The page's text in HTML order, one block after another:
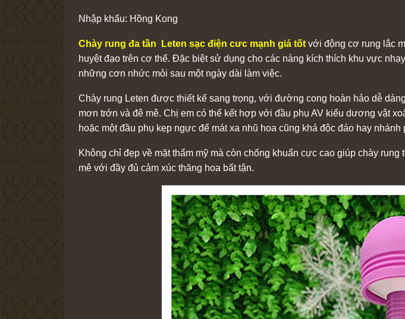
Nhập khẩu: Hồng Kong
Chày rung đa tần Leten sạc điện cưc mạnh giá tốt với động cơ rung lắc
huyệt đạo trên cơ thể. Đặc biệt sử dụng cho các nàng kích thích khu vực
những cơn nhức mỏi sau một ngày dài làm việc.
Chày rung Leten được thiết kế sang trọng, với đường cong hoàn hảo dễ
mơn trớn và đê mê. Chị em có thể kết hợp với đầu phụ AV kiểu dương vật
hoặc một đầu phụ kẹp ngực để mát xa nhũ hoa cũng khá độc đáo hay nhánh
Không chỉ đẹp về mặt thẩm mỹ mà còn chống khuẩn cực cao giúp chày
mê với đầy đủ cảm xúc thăng hoa bất tận.